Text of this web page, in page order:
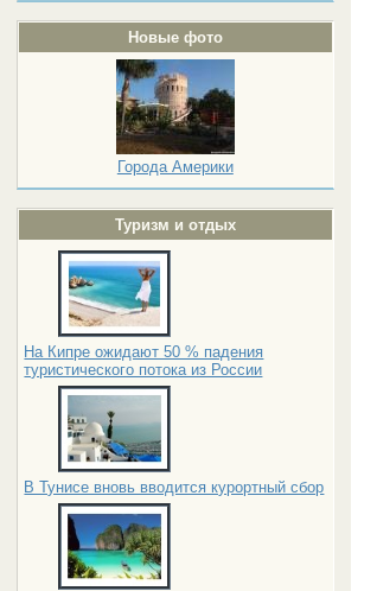
Новые фото
Города Америки
Туризм и отдых
На Кипре ожидают 50 % падения
туристического потока из России
В Тунисе вновь вводится курортный сбор